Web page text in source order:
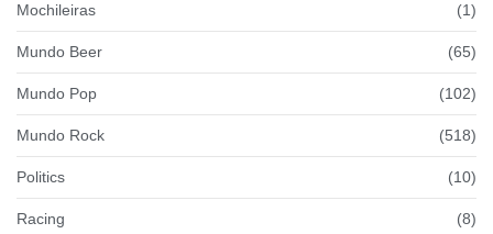
Mochileiras (1)
Mundo Beer (65)
Mundo Pop (102)
Mundo Rock (518)
Politics (10)
Racing (8)